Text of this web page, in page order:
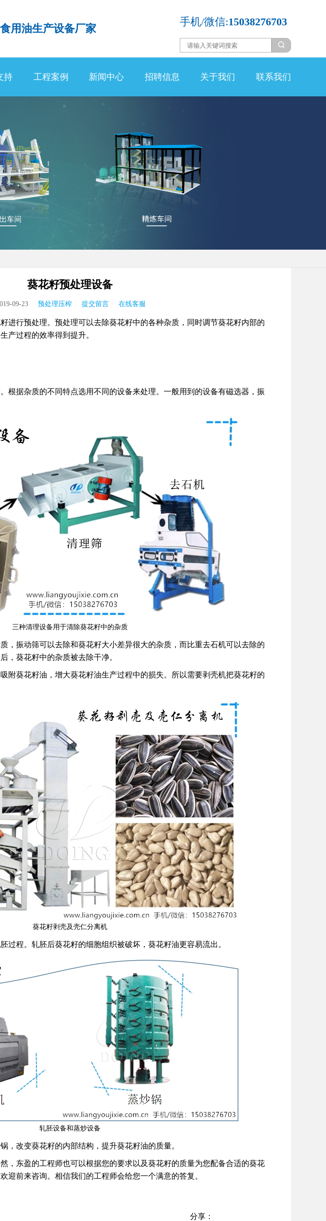
食用油生产设备厂家
手机/微信:15038276703
持 工程案例 新闻中心 招聘信息 关于我们 联系我们
葵花籽预处理设备
09-23 预处理压榨 提交留言 在线客服
进行预处理。预处理可以去除葵花籽中的各种杂质，同时调节葵花籽内部的
产过程的效率得到提升。
根据杂质的不同特点选用不同的设备来处理。一般用到的设备有磁选器，振
三种清理设备用于清除葵花籽中的杂质
，振动筛可以去除和葵花籽大小差异很大的杂质，而比重去石机可以去除的
，葵花籽中的杂质被去除干净。
附葵花籽油，增大葵花籽油生产过程中的损失。所以需要剥壳机把葵花籽的
葵花籽剥壳及壳仁分离机
过程。轧胚后葵花籽的细胞组织被破坏，葵花籽油更容易流出。
轧胚设备和蒸炒设备
，改变葵花籽的内部结构，提升葵花籽油的质量。
，东盈的工程师也可以根据您的要求以及葵花籽的质量为您配备合适的葵花
迎前来咨询。相信我们的工程师会给您一个满意的答复。
分享：